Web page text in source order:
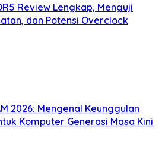
Review Lengkap, Menguji
dan Potensi Overclock
2026: Mengenal Keunggulan
Komputer Generasi Masa Kini